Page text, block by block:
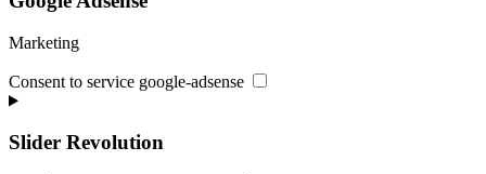
Marketing
Consent to service google-adsense
Slider Revolution